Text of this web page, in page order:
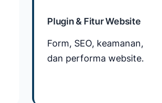
Plugin & Fitur Website
Form, SEO, keamanan,
dan performa website.